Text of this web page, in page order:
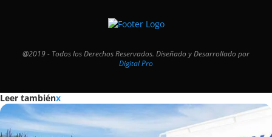
@2019 - Todos los Derechos Reservados. Diseñado y Desarrollado por
Digital Pro
Leer tambiénx